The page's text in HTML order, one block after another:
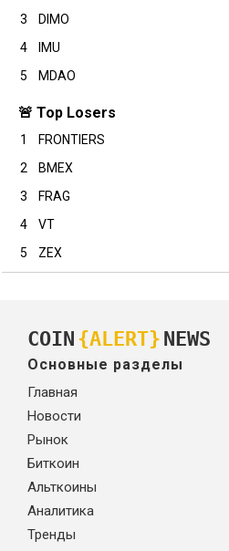
3
DIMO
4
IMU
5
MDAO
🚨 Top Losers
1 FRONTIERS
2
BMEX
3
FRAG
4
VT
5
ZEX
COIN {ALERT} NEWS
Основные разделы
Главная
Новости
Рынок
Биткоин
Альткоины
Аналитика
Тренды